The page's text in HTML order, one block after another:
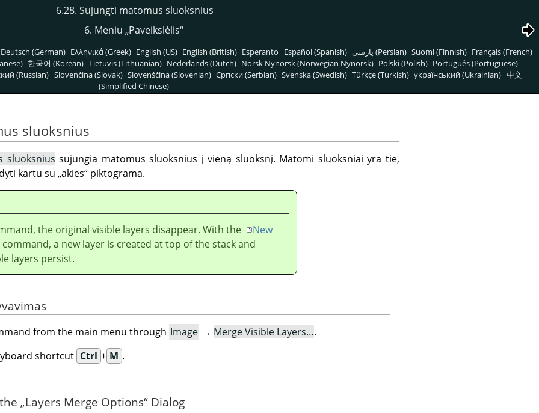
6.28. Sujungti matomus sluoksnius
6. Meniu „Paveikslėlis“
Deutsch (German) Ελληνικά (Greek) English (US) English (British) Esperanto Español (Spanish) پارسی (Persian) Suomi (Finnish) Français (French)
한국어 (Korean) Lietuvis (Lithuanian) Nederlands (Dutch) Norsk Nynorsk (Norwegian Nynorsk) Polski (Polish) Português (Portuguese)
(Russian) Slovenčina (Slovak) Slovenščina (Slovenian) Српски (Serbian) Svenska (Swedish) Türkçe (Turkish) український (Ukrainian) 中文
(Simplified Chinese)
sluoksnius
sluoksnius sujungia matomus sluoksnius į vieną sluoksnį. Matomi sluoksniai yra tie,
kartu su „akies“ piktograma.
the original visible layers disappear. With the
New
command, a new layer is created at top of the stack and
layers persist.
from the main menu through Image → Merge Visible Layers….
shortcut Ctrl + M .
„Layers Merge Options“ Dialog